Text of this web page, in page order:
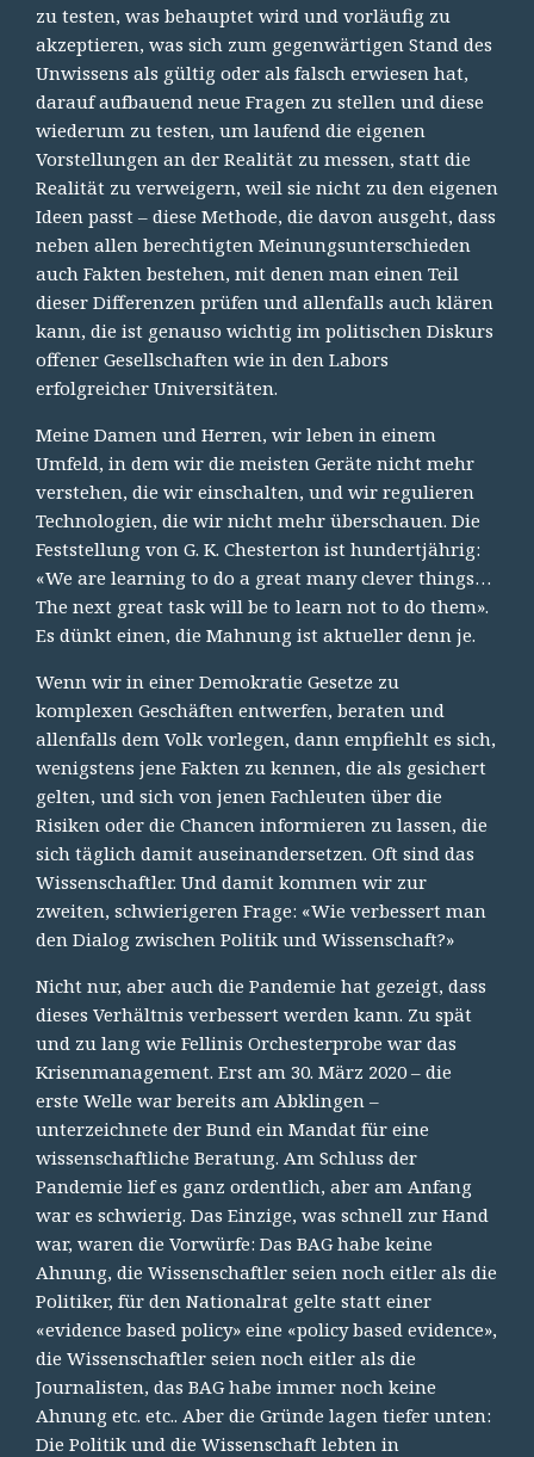
zu testen, was behauptet wird und vorläufig zu
akzeptieren, was sich zum gegenwärtigen Stand des
Unwissens als gültig oder als falsch erwiesen hat,
darauf aufbauend neue Fragen zu stellen und diese
wiederum zu testen, um laufend die eigenen
Vorstellungen an der Realität zu messen, statt die
Realität zu verweigern, weil sie nicht zu den eigenen
Ideen passt – diese Methode, die davon ausgeht, dass
neben allen berechtigten Meinungsunterschieden
auch Fakten bestehen, mit denen man einen Teil
dieser Differenzen prüfen und allenfalls auch klären
kann, die ist genauso wichtig im politischen Diskurs
offener Gesellschaften wie in den Labors
erfolgreicher Universitäten.
Meine Damen und Herren, wir leben in einem
Umfeld, in dem wir die meisten Geräte nicht mehr
verstehen, die wir einschalten, und wir regulieren
Technologien, die wir nicht mehr überschauen. Die
Feststellung von G. K. Chesterton ist hundertjährig:
«We are learning to do a great many clever things…
The next great task will be to learn not to do them».
Es dünkt einen, die Mahnung ist aktueller denn je.
Wenn wir in einer Demokratie Gesetze zu
komplexen Geschäften entwerfen, beraten und
allenfalls dem Volk vorlegen, dann empfiehlt es sich,
wenigstens jene Fakten zu kennen, die als gesichert
gelten, und sich von jenen Fachleuten über die
Risiken oder die Chancen informieren zu lassen, die
sich täglich damit auseinandersetzen. Oft sind das
Wissenschaftler. Und damit kommen wir zur
zweiten, schwierigeren Frage: «Wie verbessert man
den Dialog zwischen Politik und Wissenschaft?»
Nicht nur, aber auch die Pandemie hat gezeigt, dass
dieses Verhältnis verbessert werden kann. Zu spät
und zu lang wie Fellinis Orchesterprobe war das
Krisenmanagement. Erst am 30. März 2020 – die
erste Welle war bereits am Abklingen –
unterzeichnete der Bund ein Mandat für eine
wissenschaftliche Beratung. Am Schluss der
Pandemie lief es ganz ordentlich, aber am Anfang
war es schwierig. Das Einzige, was schnell zur Hand
war, waren die Vorwürfe: Das BAG habe keine
Ahnung, die Wissenschaftler seien noch eitler als die
Politiker, für den Nationalrat gelte statt einer
«evidence based policy» eine «policy based evidence»,
die Wissenschaftler seien noch eitler als die
Journalisten, das BAG habe immer noch keine
Ahnung etc. etc.. Aber die Gründe lagen tiefer unten:
Die Politik und die Wissenschaft lebten in